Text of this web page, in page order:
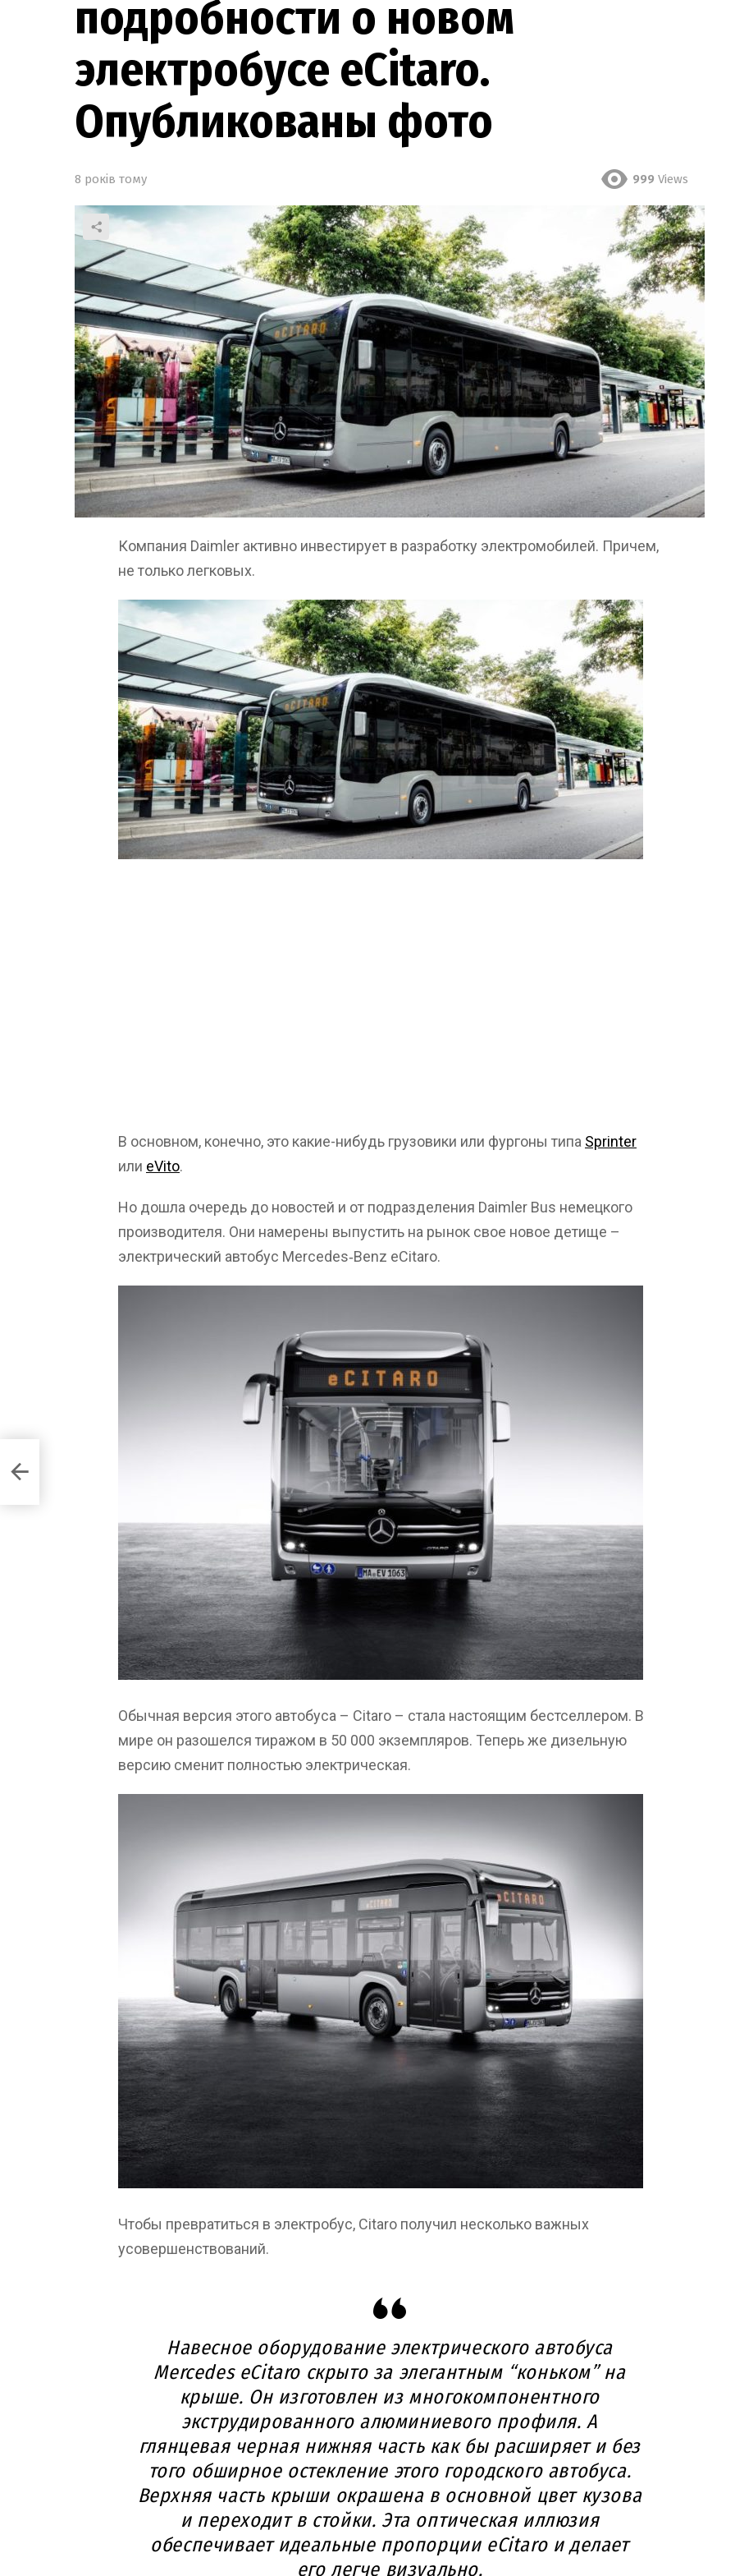
подробности о новом
электробусе eCitaro.
Опубликованы фото
8 років тому 999 Views
Компания Daimler активно инвестирует в разработку электромобилей. Причем,
не только легковых.
В основном, конечно, это какие-нибудь грузовики или фургоны типа Sprinter
или eVito.
Но дошла очередь до новостей и от подразделения Daimler Bus немецкого
производителя. Они намерены выпустить на рынок свое новое детище –
электрический автобус Mercedes‑Benz eCitaro.
Обычная версия этого автобуса – Citaro – стала настоящим бестселлером. В
мире он разошелся тиражом в 50 000 экземпляров. Теперь же дизельную
версию сменит полностью электрическая.
Чтобы превратиться в электробус, Citaro получил несколько важных
усовершенствований.
Навесное оборудование электрического автобуса
Mercedes eCitaro скрыто за элегантным “коньком” на
крыше. Он изготовлен из многокомпонентного
экструдированного алюминиевого профиля. А
глянцевая черная нижняя часть как бы расширяет и без
того обширное остекление этого городского автобуса.
Верхняя часть крыши окрашена в основной цвет кузова
и переходит в стойки. Эта оптическая иллюзия
обеспечивает идеальные пропорции eCitaro и делает
его легче визуально.